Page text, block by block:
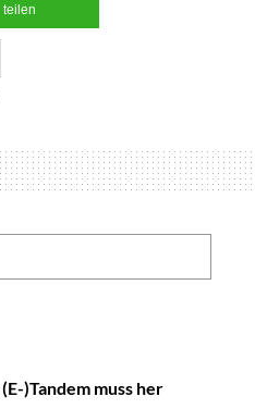
teilen
Urheberrechtsausnahmen
für
)Tandem muss her